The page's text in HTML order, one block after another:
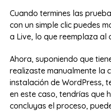
Cuando termines las
con un simple clic puedes
a Live, lo que reemplaza al
Ahora, suponiendo que
realizaste manualmente la
instalación de WordPress,
en este caso, tendrías que
concluyas el proceso,